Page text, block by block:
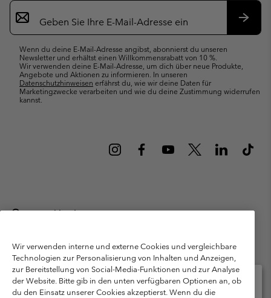
Newsletter-
Anmeldung
Wenn du deine E-Mail-Adresse angibst, abonnierst du unseren
Newsletter und erhältst einen Willkommensrabatt von 10 %.
Wir verwenden deine E-Mail-Adresse, um dich über neue Produkte,
Angebote und Aktionen zu informieren. In unseren
Datenschutzhinweisen erfährst du, wie wir deine Daten für
Marketingzwecke verarbeiten und wie du deine Zustimmung widerrufen
kannst.
Deutschland
München Deutschland. Alle Rechte vorbehalten.
Nutzungsbedingungen
Allgemeine Verkaufsbedingungen
Garantie
Datenschutzerklärung
Wir verwenden interne und externe Cookies und vergleichbare
Technologien zur Personalisierung von Inhalten und Anzeigen,
zur Bereitstellung von Social-Media-Funktionen und zur Analyse
der Website. Bitte gib in den unten verfügbaren Optionen an, ob
du den Einsatz unserer Cookies akzeptierst. Wenn du die